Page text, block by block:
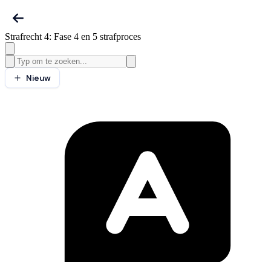
Strafrecht 4: Fase 4 en 5 strafproces
Nieuw